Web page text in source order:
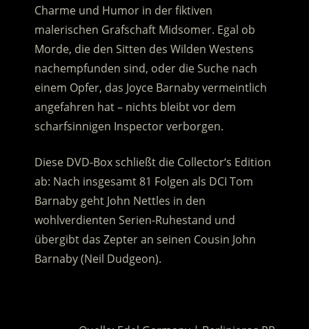
Charme und Humor in der fiktiven
malerischen Grafschaft Midsomer. Egal ob
Morde, die den Sitten des Wilden Westens
nachempfunden sind, oder die Suche nach
einem Opfer, das Joyce Barnaby vermeintlich
angefahren hat – nichts bleibt vor dem
scharfsinnigen Inspector verborgen.
Diese DVD-Box schließt die Collector‘s Edition
ab: Nach insgesamt 81 Folgen als DCI Tom
Barnaby geht John Nettles in den
wohlverdienten Serien-Ruhestand und
übergibt das Zepter an seinen Cousin John
Barnaby (Neil Dudgeon).